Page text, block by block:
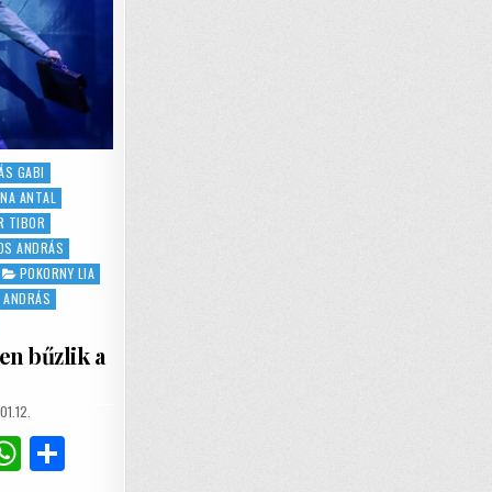
GABI
ANTAL
TIBOR
ANDRÁS
POKORNY LIA
bűzlik a
W